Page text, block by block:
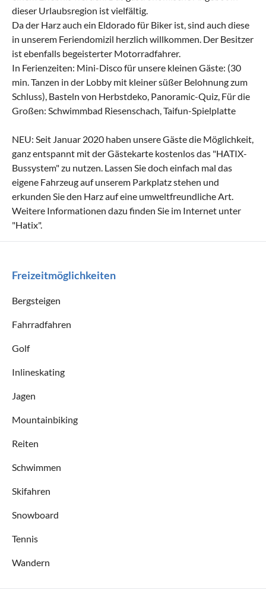
dieser Urlaubsregion ist vielfältig.
Da der Harz auch ein Eldorado für Biker ist, sind auch diese
in unserem Feriendomizil herzlich willkommen. Der Besitzer
ist ebenfalls begeisterter Motorradfahrer.
In Ferienzeiten: Mini-Disco für unsere kleinen Gäste: (30
min. Tanzen in der Lobby mit kleiner süßer Belohnung zum
Schluss), Basteln von Herbstdeko, Panoramic-Quiz, Für die
Großen: Schwimmbad Riesenschach, Taifun-Spielplatte
NEU: Seit Januar 2020 haben unsere Gäste die Möglichkeit,
ganz entspannt mit der Gästekarte kostenlos das "HATIX-
Bussystem" zu nutzen. Lassen Sie doch einfach mal das
eigene Fahrzeug auf unserem Parkplatz stehen und
erkunden Sie den Harz auf eine umweltfreundliche Art.
Weitere Informationen dazu finden Sie im Internet unter
"Hatix".
Freizeitmöglichkeiten
Bergsteigen
Fahrradfahren
Golf
Inlineskating
Jagen
Mountainbiking
Reiten
Schwimmen
Skifahren
Snowboard
Tennis
Wandern